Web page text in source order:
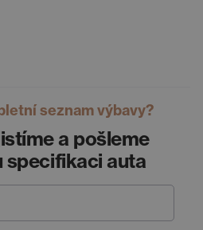
seznam výbavy?
a pošleme
specifikaci auta